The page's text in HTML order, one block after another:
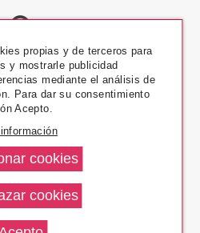
Seguro
Devolución
propias y de terceros para
y mostrarle publicidad
mediante el análisis de
Para dar su consentimiento
Acepto.